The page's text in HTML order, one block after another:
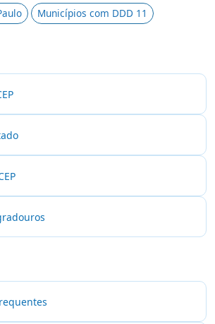
Municípios com DDD 11